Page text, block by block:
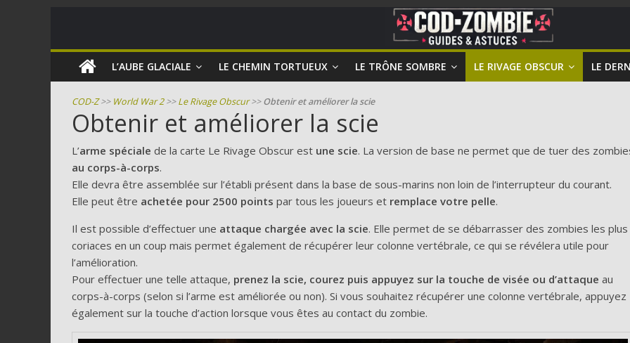
COD
Zombie
Guides
et
astuces
pour
le
zombie
de
Call
of
Duty
L’AUBE GLACIALE LE CHEMIN TORTUEUX LE TRÔNE SOMBRE LE RIVAGE OBSCUR LE
COD-Z>> World War 2>>Le Rivage Obscur>>Obtenir et améliorer la scie
Obtenir et améliorer la scie
L’arme spéciale de la carte Le Rivage Obscur est une scie. La version de base ne permet que de tuer des
au corps-à-corps.
Elle devra être assemblée sur l’établi présent dans la base de sous-marins non loin de l’interrupteur du courant.
Elle peut être achetée pour 2500 points par tous les joueurs et remplace votre pelle.
Il est possible d’effectuer une attaque chargée avec la scie. Elle permet de se débarrasser des zombies les plus
coriaces en un coup mais permet également de récupérer leur colonne vertébrale, ce qui se révélera utile pour
l’amélioration.
Pour effectuer une telle attaque, prenez la scie, courez puis appuyez sur la touche de visée ou d’attaque au
corps-à-corps (selon si l’arme est améliorée ou non). Si vous souhaitez récupérer une colonne vertébrale, appuyez
également sur la touche d’action lorsque vous êtes au contact du zombie.